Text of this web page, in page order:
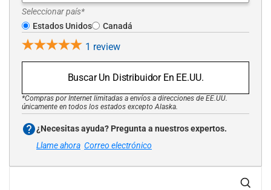
Seleccionar país*
Estados Unidos
Canadá
1 review
Buscar Un Distribuidor En EE.UU.
*Compras por Internet limitadas a envíos a direcciones de EE.UU.
únicamente en todos los estados excepto Alaska.
¿Necesitas ayuda? Pregunta a nuestros expertos.
Llame ahora Correo electrónico